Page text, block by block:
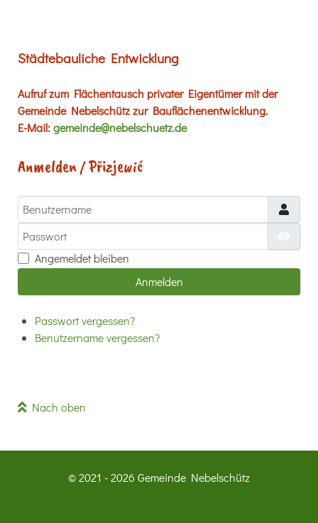
Städtebauliche Entwicklung
Aufruf zum Flächentausch privater Eigentümer mit der
Gemeinde Nebelschütz zur Bauflächenentwicklung.
E-Mail:gemeinde@nebelschuetz.de
Anmelden / Přizjewić
Benutzername
Passwort
Angemeldet bleiben
Anmelden
Passwort vergessen?
Benutzername vergessen?
Nach oben
© 2021 - 2026 Gemeinde Nebelschütz